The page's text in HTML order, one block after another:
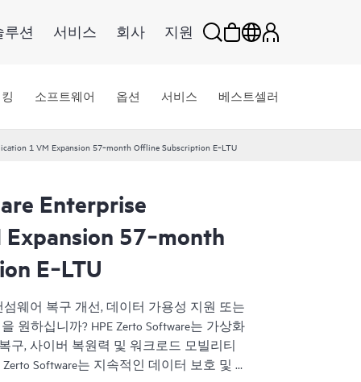
루션 서비스 회사 지원
소프트웨어 옵션 서비스 베스트셀러
1 VM Expansion 57‑month Offline Subscription E‑LTU
Enterprise
57‑month
E‑LTU
웨어 복구 개선, 데이터 가용성 지원 또는
원하십니까? HPE Zerto Software는 가상화
구, 사이버 복원력 및 워크로드 모빌리티
Software는 지속적인 데이터 보호 및 복